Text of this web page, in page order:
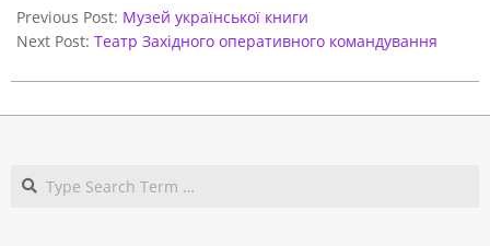
03-
29
Previous Post: Музей української книги
Next Post: Театр Західного оперативного командування